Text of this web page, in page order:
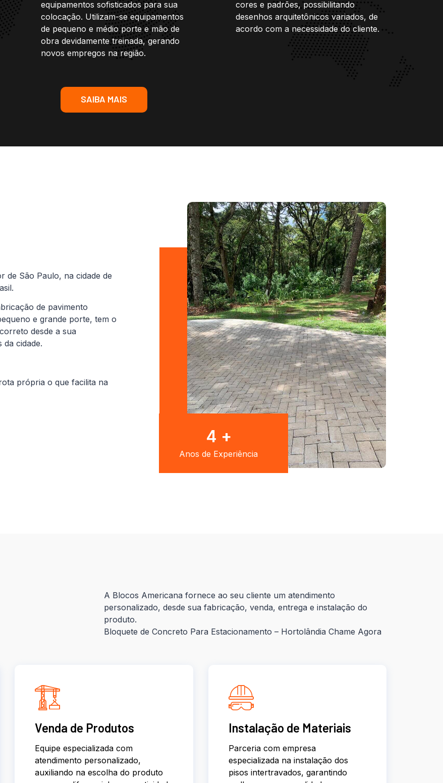
equipamentos sofisticados para sua
colocação. Utilizam-se equipamentos
de pequeno e médio porte e mão de
obra devidamente treinada, gerando
novos empregos na região.
cores e padrões, possibilitando
desenhos arquitetônicos variados, de
acordo com a necessidade do cliente.
SAIBA MAIS
de São Paulo, na cidade de
de pavimento
e grande porte, tem o
desde a sua
da cidade.
própria o que facilita na
8 +
Anos de Experiência
A Blocos Americana fornece ao seu cliente um atendimento
personalizado, desde sua fabricação, venda, entrega e instalação do
produto.
Bloquete de Concreto Para Estacionamento – Hortolândia Chame Agora
Venda de Produtos
Equipe especializada com
atendimento personalizado,
auxiliando na escolha do produto
Instalação de Materiais
Parceria com empresa
especializada na instalação dos
pisos intertravados, garantindo